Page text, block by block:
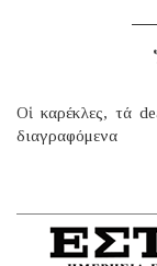
Οἱ καρέκλες, τά
διαγραφόμενα